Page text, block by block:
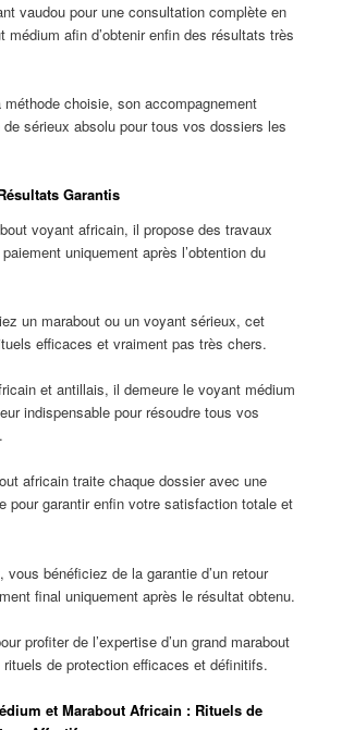
vaudou pour une consultation complète en
médium afin d’obtenir enfin des résultats très
choisie, son accompagnement
de sérieux absolu pour tous vos dossiers les
Garantis
voyant africain, il propose des travaux
uniquement après l’obtention du
un marabout ou un voyant sérieux, cet
efficaces et vraiment pas très chers.
et antillais, il demeure le voyant médium
indispensable pour résoudre tous vos
africain traite chaque dossier avec une
pour garantir enfin votre satisfaction totale et
bénéficiez de la garantie d’un retour
final uniquement après le résultat obtenu.
profiter de l’expertise d’un grand marabout
rituels de protection efficaces et définitifs.
et Marabout Africain : Rituels de